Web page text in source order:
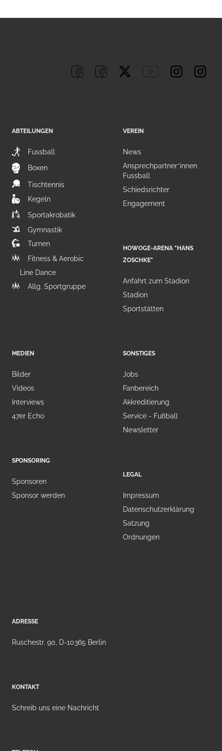
ABTEILUNGEN
Fussball
Boxen
Tischtennis
Kegeln
Sportakrobatik
Gymnastik
Turnen
Fitness & Aerobic
Line Dance
Allg. Sportgruppe
VEREIN
News
Ansprechpartner*innen
Fussball
Schiedsrichter
Engagement
HOWOGE-ARENA "HANS
ZOSCHKE"
Anfahrt zum Stadion
Stadion
Sportstätten
MEDIEN
Bilder
Videos
Interviews
47er Echo
SPONSORING
Sponsoren
Sponsor werden
SONSTIGES
Jobs
Fanbereich
Akkreditierung
Service - Fußball
Newsletter
LEGAL
Impressum
Datenschutzerklärung
Satzung
Ordnungen
ADRESSE
Ruschestr. 90, D-10365 Berlin
KONTAKT
Schreib uns eine Nachricht